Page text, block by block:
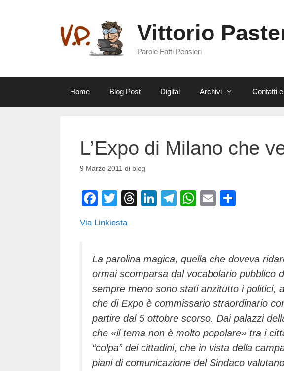
Vittorio
Parole Fatti Pensieri
Home Blog Post Digital Archivi Contatti
L’Expo di Milano che
9 Marzo 2011 di blog
F
c
b
o
o
k
T
tt
T
d
s
Li
dI
n
T
a
m
W
A
p
p
E
vi
di
Via Linkiesta
La parolina magica, quella che doveva
ormai scomparsa dal vocabolario pubblico
sempre meno sono stati anzitutto i politici,
che di Expo è commissario straordinario
partire dal 5 ottobre scorso. Dai palazzi
che «il tema non è molto popolare» tra i
“colpa” dei cittadini, che in vista della
piani di comunicazione del Sindaco